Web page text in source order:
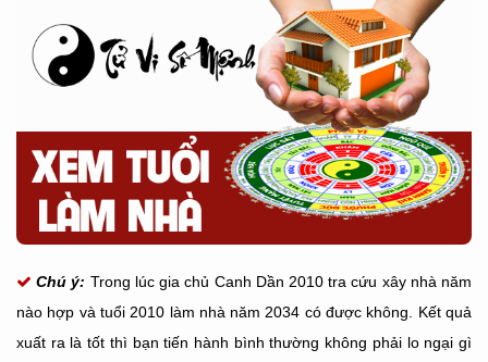
Chú ý: Trong lúc gia chủ Canh Dần 2010 tra cứu xây nhà năm
nào hợp và tuổi 2010 làm nhà năm 2034 có được không. Kết quả
xuất ra là tốt thì bạn tiến hành bình thường không phải lo ngại gì